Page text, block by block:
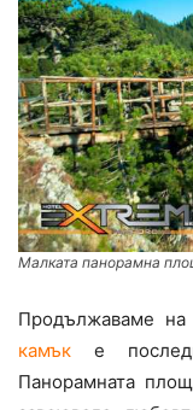
Малката панорамна
Продължаваме
камък е
Панорамната